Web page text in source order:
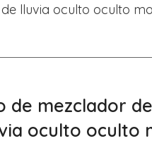
lluvia oculto oculto
de mezclador
oculto oculto